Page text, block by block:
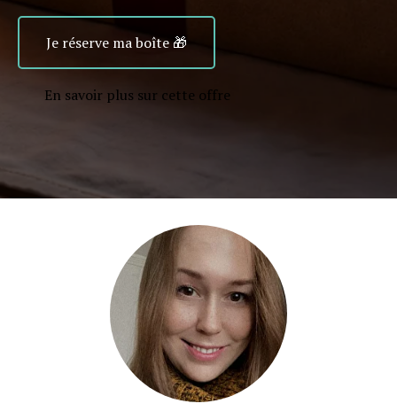
Je réserve ma boîte 🎁
En savoir plus sur cette offre